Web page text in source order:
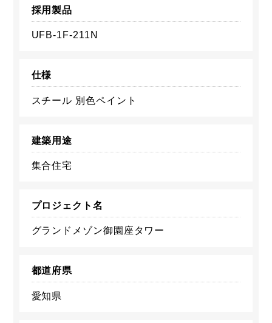
採用製品
UFB-1F-211N
仕様
スチール 別色ペイント
建築用途
集合住宅
プロジェクト名
グランドメゾン御園座タワー
都道府県
愛知県